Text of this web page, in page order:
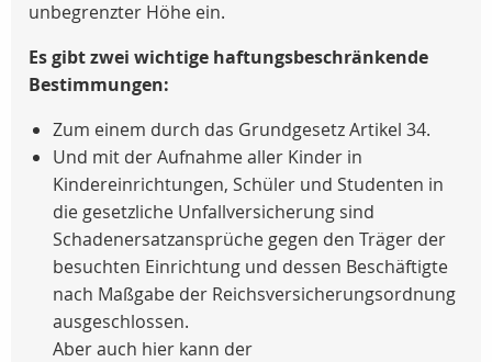
unbegrenzter Höhe ein.
Es gibt zwei wichtige haftungsbeschränkende
Bestimmungen:
Zum einem durch das Grundgesetz Artikel 34.
Und mit der Aufnahme aller Kinder in
Kindereinrichtungen, Schüler und Studenten in
die gesetzliche Unfallversicherung sind
Schadenersatzansprüche gegen den Träger der
besuchten Einrichtung und dessen Beschäftigte
nach Maßgabe der Reichsversicherungsordnung
ausgeschlossen.
Aber auch hier kann der